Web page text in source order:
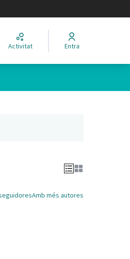
Activitat Entra
Amb més autores